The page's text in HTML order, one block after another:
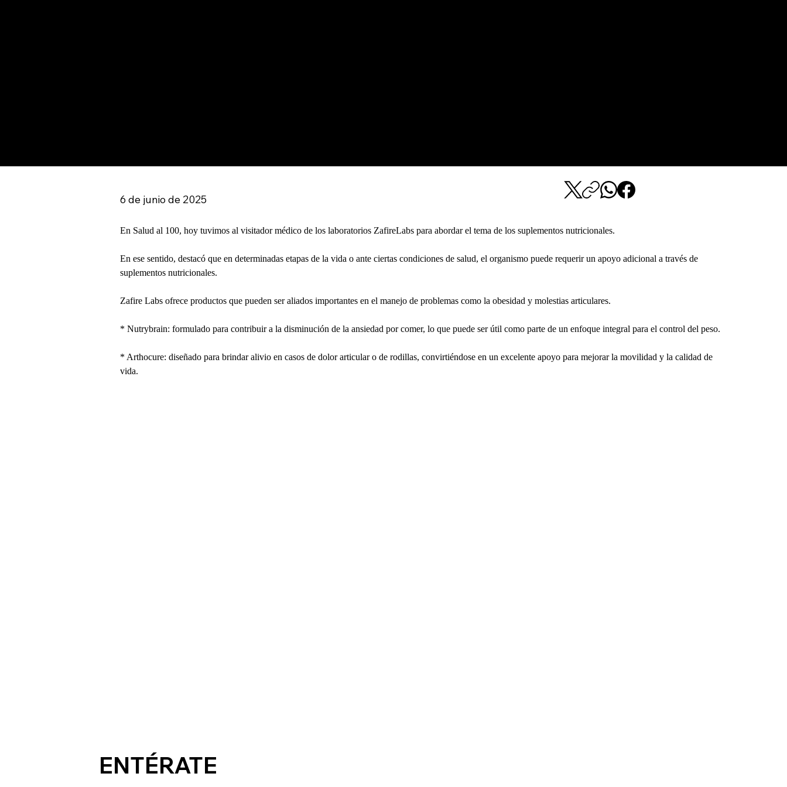
6 de junio de 2025
En Salud al 100, hoy tuvimos al visitador médico de los laboratorios ZafireLabs para abordar el tema de los suplementos nutricionales.
En ese sentido, destacó que en determinadas etapas de la vida o ante ciertas condiciones de salud, el organismo puede requerir un apoyo adicional a través de
suplementos nutricionales.
Zafire Labs ofrece productos que pueden ser aliados importantes en el manejo de problemas como la obesidad y molestias articulares.
* Nutrybrain: formulado para contribuir a la disminución de la ansiedad por comer, lo que puede ser útil como parte de un enfoque integral para el control del peso.
* Arthocure: diseñado para brindar alivio en casos de dolor articular o de rodillas, convirtiéndose en un excelente apoyo para mejorar la movilidad y la calidad de
vida.
ENTÉRATE